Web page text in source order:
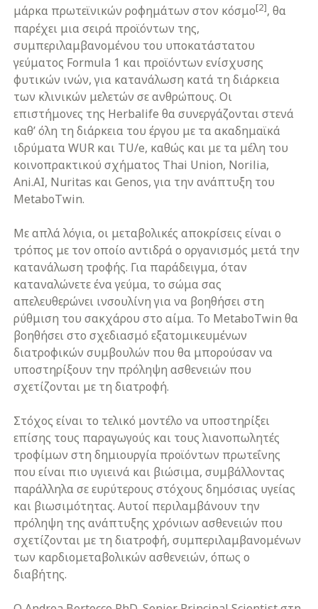
μάρκα πρωτεϊνικών ροφημάτων στον κόσμο[2], θα
παρέχει μια σειρά προϊόντων της,
συμπεριλαμβανομένου του υποκατάστατου
γεύματος Formula 1 και προϊόντων ενίσχυσης
φυτικών ινών, για κατανάλωση κατά τη διάρκεια
των κλινικών μελετών σε ανθρώπους. Οι
επιστήμονες της Herbalife θα συνεργάζονται στενά
καθ’ όλη τη διάρκεια του έργου με τα ακαδημαϊκά
ιδρύματα WUR και TU/e, καθώς και με τα μέλη του
κοινοπρακτικού σχήματος Thai Union, Norilia,
Ani.AI, Nuritas και Genos, για την ανάπτυξη του
MetaboTwin.
Με απλά λόγια, οι μεταβολικές αποκρίσεις είναι ο
τρόπος με τον οποίο αντιδρά ο οργανισμός μετά την
κατανάλωση τροφής. Για παράδειγμα, όταν
καταναλώνετε ένα γεύμα, το σώμα σας
απελευθερώνει ινσουλίνη για να βοηθήσει στη
ρύθμιση του σακχάρου στο αίμα. Το MetaboTwin θα
βοηθήσει στο σχεδιασμό εξατομικευμένων
διατροφικών συμβουλών που θα μπορούσαν να
υποστηρίξουν την πρόληψη ασθενειών που
σχετίζονται με τη διατροφή.
Στόχος είναι το τελικό μοντέλο να υποστηρίξει
επίσης τους παραγωγούς και τους λιανοπωλητές
τροφίμων στη δημιουργία προϊόντων πρωτεΐνης
που είναι πιο υγιεινά και βιώσιμα, συμβάλλοντας
παράλληλα σε ευρύτερους στόχους δημόσιας υγείας
και βιωσιμότητας. Αυτοί περιλαμβάνουν την
πρόληψη της ανάπτυξης χρόνιων ασθενειών που
σχετίζονται με τη διατροφή, συμπεριλαμβανομένων
των καρδιομεταβολικών ασθενειών, όπως ο
διαβήτης.